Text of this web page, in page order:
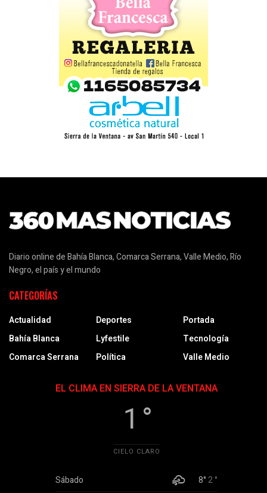
Diario online de Bahía Blanca, Comarca Serrana, Valle Medio, Río
Negro, el país y el mundo
CATEGORÍAS
Actualidad
Bahía Blanca
Comarca Serrana
Deportes
Lyfestile
Política
Portada
Tecnología
Valle Medio
EL CLIMA EN SIERRA DE LA VENTANA
1 °
CIELO CLARO
Sábado 8°2 °